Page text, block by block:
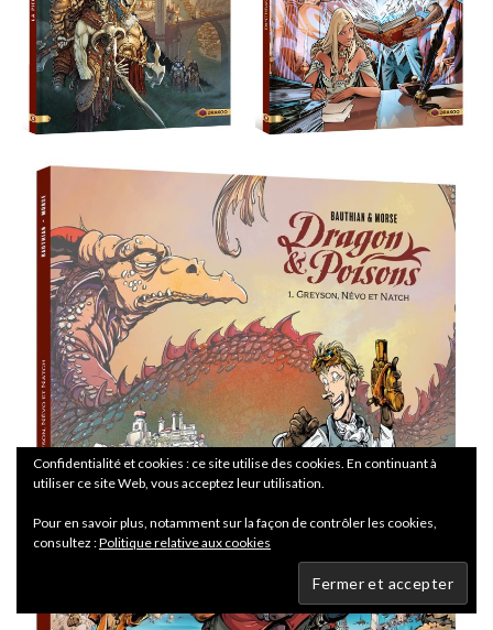
Confidentialité et cookies : ce site utilise des cookies. En continuant à
utiliser ce site Web, vous acceptez leur utilisation.
Pour en savoir plus, notamment sur la façon de contrôler les cookies,
consultez :Politique relative aux cookies